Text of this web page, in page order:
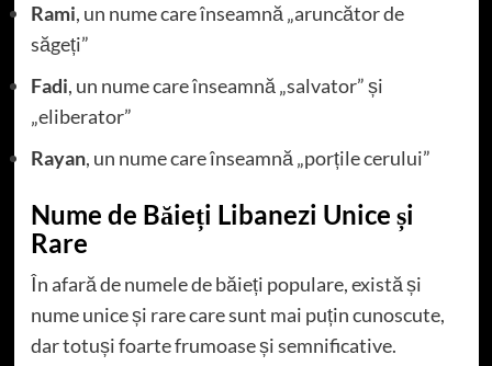
Rami, un nume care înseamnă „aruncător de
săgeți”
Fadi, un nume care înseamnă „salvator” și
„eliberator”
Rayan, un nume care înseamnă „porțile cerului”
Nume de Băieți Libanezi Unice și
Rare
În afară de numele de băieți populare, există și
nume unice și rare care sunt mai puțin cunoscute,
dar totuși foarte frumoase și semnificative.